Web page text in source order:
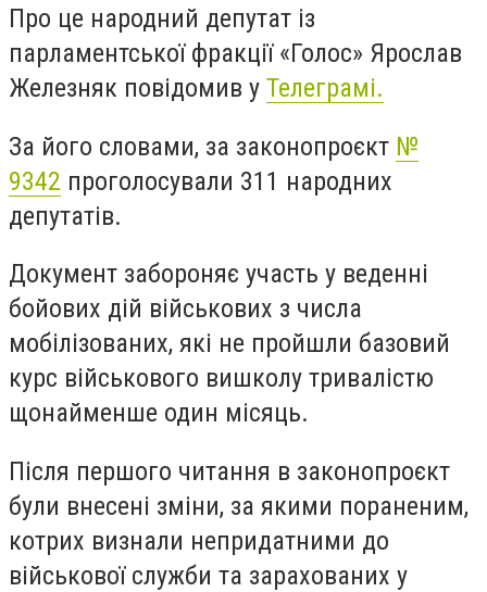
Про це народний депутат із
парламентської фракції «Голос» Ярослав
Железняк повідомив у Телеграмі.
За його словами, за законопроєкт №
9342 проголосували 311 народних
депутатів.
Документ забороняє участь у веденні
бойових дій військових з числа
мобілізованих, які не пройшли базовий
курс військового вишколу тривалістю
щонайменше один місяць.
Після першого читання в законопроєкт
були внесені зміни, за якими пораненим,
котрих визнали непридатними до
військової служби та зарахованих у